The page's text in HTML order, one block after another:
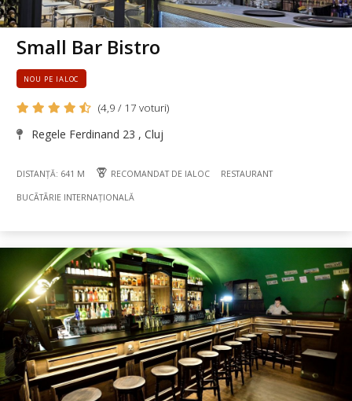
Small Bar Bistro
NOU PE IALOC
(4,9 / 17 voturi)
Regele Ferdinand 23 , Cluj
DISTANȚĂ: 641 M RECOMANDAT DE IALOC RESTAURANT
BUCÃTÃRIE INTERNAȚIONALĂ